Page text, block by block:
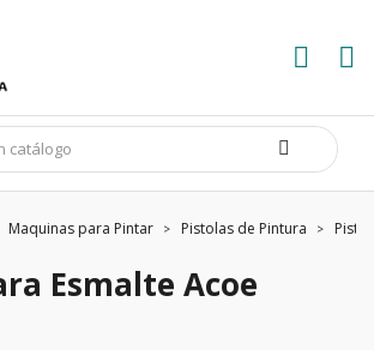
Maquinas para Pintar Pistolas de Pintura
Esmalte Acoe